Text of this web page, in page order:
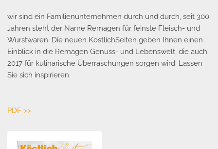
wir sind ein Familienunternehmen durch und durch, seit 300
Jahren steht der Name Remagen für feinste Fleisch- und
Wurstwaren. Die neuen KöstlichSeiten geben Ihnen einen
Einblick in die Remagen Genuss- und Lebenswelt, die auch
2017 für kulinarische Überraschungen sorgen wird. Lassen
Sie sich inspirieren.
PDF >>